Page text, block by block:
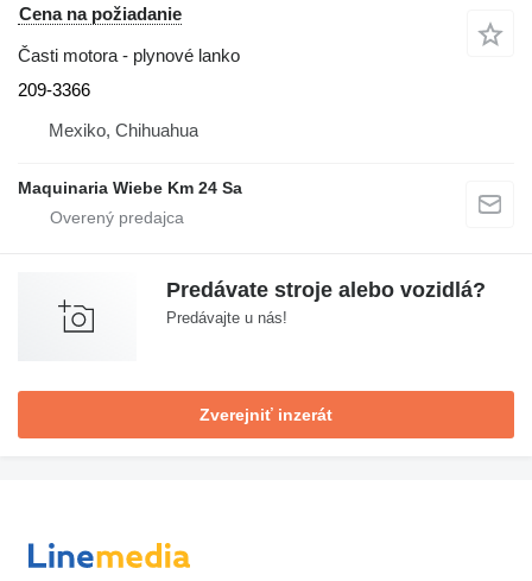
Cena na požiadanie
Časti motora - plynové lanko
209-3366
Mexiko, Chihuahua
Maquinaria Wiebe Km 24 Sa
Predávate stroje alebo vozidlá?
Predávajte u nás!
Zverejniť inzerát